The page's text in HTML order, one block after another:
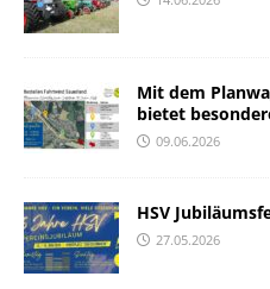
Mit dem
bietet
09.06.2026
HSV
27.05.2026